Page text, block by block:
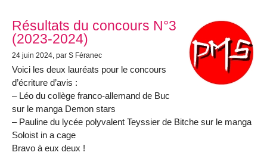
Résultats du concours N°3
(2023-2024)
24 juin 2024 , par S Féranec
Voici les deux lauréats pour le concours
d’écriture d’avis :
– Léo du collège franco-allemand de Buc
sur le manga Demon stars
– Pauline du lycée polyvalent Teyssier de Bitche sur le manga
Soloist in a cage
Bravo à eux deux !